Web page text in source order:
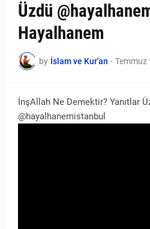
Üzdü
Hayalhanem
by İslam ve Kur'an - Temmuz
İnşAllah Ne Demektir? Yanıtlar
@hayalhanemistanbul